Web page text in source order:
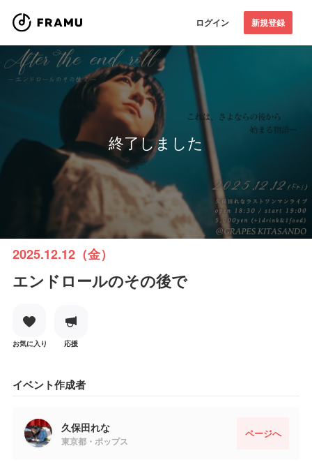
ログイン 新規登録
終了しました
2025.12.12（金）
エンドロールのその後で
お気に入り 応援
イベント作成者
久保田れな
東京都・ポップス
ページへ